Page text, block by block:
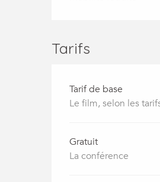
Tarifs
Tarif de base
Le film, selon les
Gratuit
La conférence